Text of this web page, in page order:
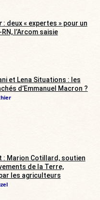
: deux « expertes » pour un
l’Arcom saisie
et Lena Situations : les
d’Emmanuel Macron ?
: Marion Cotillard, soutien
de la Terre,
les agriculteurs